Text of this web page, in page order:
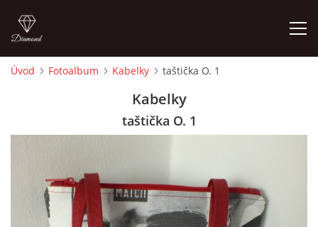
MOJE POSLEDNÍ PRÁCE
Úvod Fotoalbum Kabelky taštička O. 1
Kabelky
taštička O. 1